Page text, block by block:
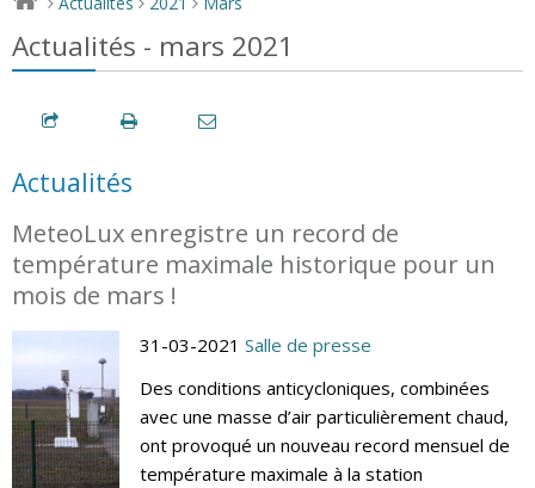
Actualités - mars 2021
Actualités
MeteoLux enregistre un record de
température maximale historique pour un
mois de mars !
31-03-2021 Salle de presse
Des conditions anticycloniques, combinées
avec une masse d’air particulièrement chaud,
ont provoqué un nouveau record mensuel de
température maximale à la station